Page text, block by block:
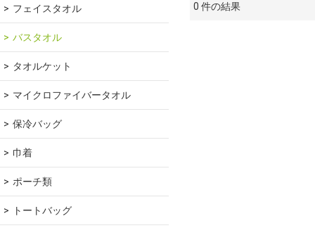
フェイスタオル
バスタオル
タオルケット
マイクロファイバータオル
保冷バッグ
巾着
ポーチ類
トートバッグ
0 件の結果